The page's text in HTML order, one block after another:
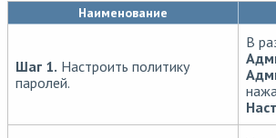
Наименование
Шаг 1. Настроить политику
паролей.
В